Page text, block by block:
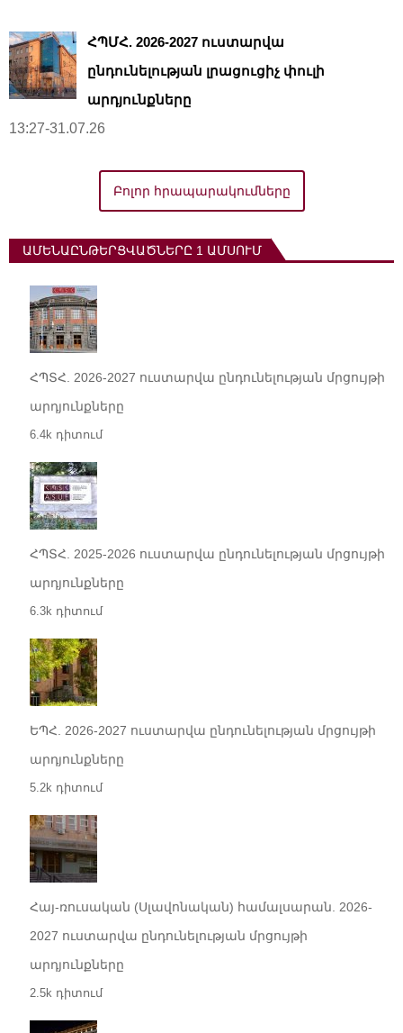
ՀՊՄՀ. 2026-2027 ուստարվա
ընդունելության լրացուցիչ փուլի
արդյունքները
13:27-31.07.26
Բոլոր հրապարակումները
ԱՄԵՆԱԸՆԹԵՐՑՎԱԾՆԵՐԸ 1 ԱՄՍՈՒՄ
ՀՊՏՀ. 2026-2027 ուստարվա ընդունելության մրցույթի
արդյունքները
6.4k դիտում
ՀՊՏՀ. 2025-2026 ուստարվա ընդունելության մրցույթի
արդյունքները
6.3k դիտում
ԵՊՀ. 2026-2027 ուստարվա ընդունելության մրցույթի
արդյունքները
5.2k դիտում
Հայ-ռուսական (Սլավոնական) համալսարան. 2026-
2027 ուստարվա ընդունելության մրցույթի
արդյունքները
2.5k դիտում